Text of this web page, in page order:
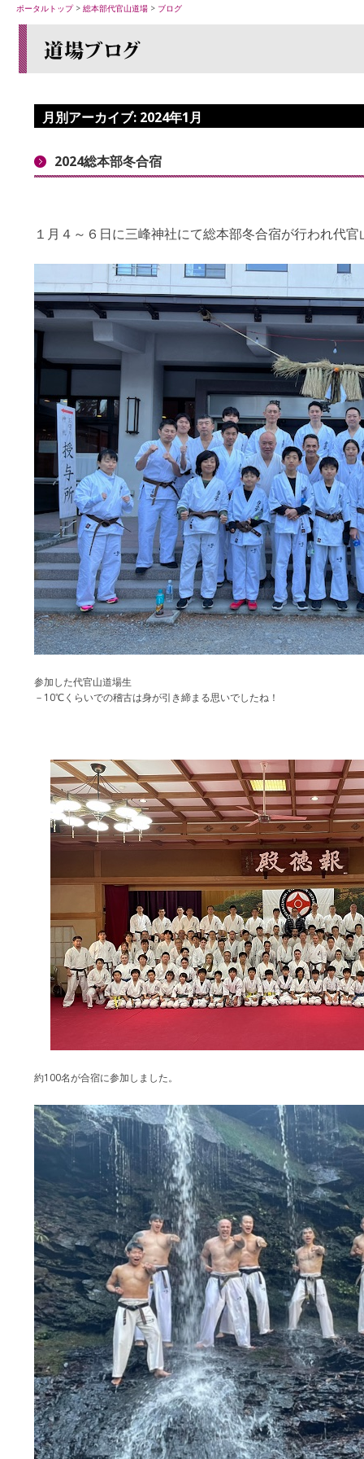
ポータルトップ> 総本部代官山道場 > ブログ
月別アーカイブ: 2024年1月
2024総本部冬合宿
１月４～６日に三峰神社にて総本部冬合宿が行われ代
参加した代官山道場生
－10℃くらいでの稽古は身が引き締まる思いでしたね！
約100名が合宿に参加しました。